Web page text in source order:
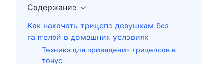
Содержание
Как накачать трицепс девушкам без
гантелей в домашних условиях
Техника для приведения трицепсов в
тонус